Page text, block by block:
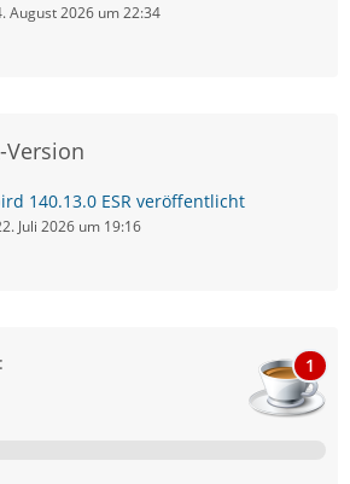
August 2026 um 22:34
Version
140.13.0 ESR veröffentlicht
Juli 2026 um 19:16
1